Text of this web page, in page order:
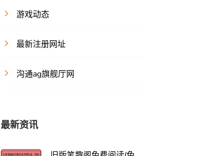
游戏动态
最新注册网址
沟通ag旗舰厅网
最新资讯